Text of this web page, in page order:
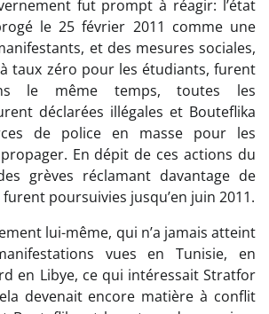
fut prompt à réagir: l’état
le 25 février 2011 comme une
et des mesures sociales,
taux zéro pour les étudiants, furent
le même temps, toutes les
déclarées illégales et Bouteflika
de police en masse pour les
En dépit de ces actions du
grèves réclamant davantage de
poursuivies jusqu’en juin 2011.
lui-même, qui n’a jamais atteint
vues en Tunisie, en
en Libye, ce qui intéressait Stratfor
devenait encore matière à conflit